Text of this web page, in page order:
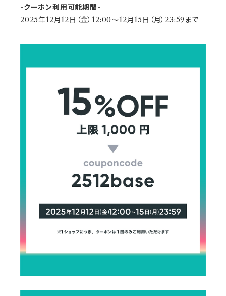
-クーポン利用可能期間-
2025年12月12日（金）12:00～12月15日（月）23:59まで